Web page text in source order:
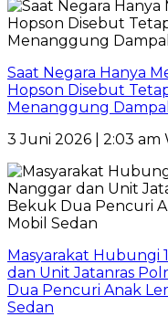
Saat Negara Hanya
Hopson Disebut
Menanggung
3 Juni 2026 | 2:03 am
Masyarakat Hubungi
dan Unit Jatanras
Dua Pencuri Anak
Sedan